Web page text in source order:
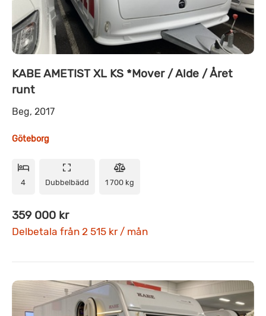
KABE AMETIST XL KS *Mover / Alde / Året
runt
Beg, 2017
Göteborg
4 Dubbelbädd 1 700 kg
359 000 kr
Delbetala från 2 515 kr / mån